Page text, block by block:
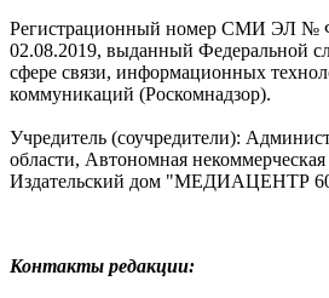
Регистрационный номер СМИ ЭЛ №
02.08.2019, выданный Федеральной
сфере связи, информационных
коммуникаций (Роскомнадзор).
Учредитель (соучредители):
области, Автономная некоммерческая
Издательский дом "МЕДИАЦЕНТР
Контакты редакции: